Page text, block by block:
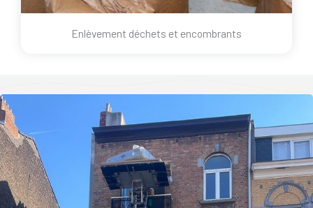
Enlèvement déchets et encombrants